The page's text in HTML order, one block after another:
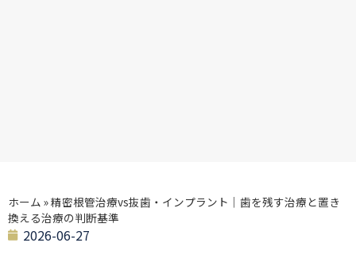
ホーム »精密根管治療vs抜歯・インプラント｜歯を残す治療と置き
換える治療の判断基準
2026-06-27